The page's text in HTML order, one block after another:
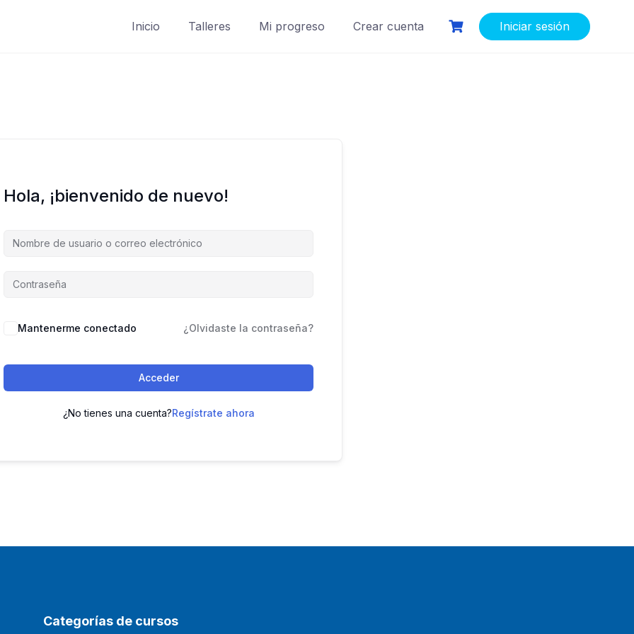
Inicio Talleres Mi progreso Crear cuenta Iniciar sesión
Hola, ¡bienvenido de nuevo!
Mantenerme conectado ¿Olvidaste la contraseña?
Acceder
¿No tienes una cuenta?Regístrate ahora
Categorías de cursos